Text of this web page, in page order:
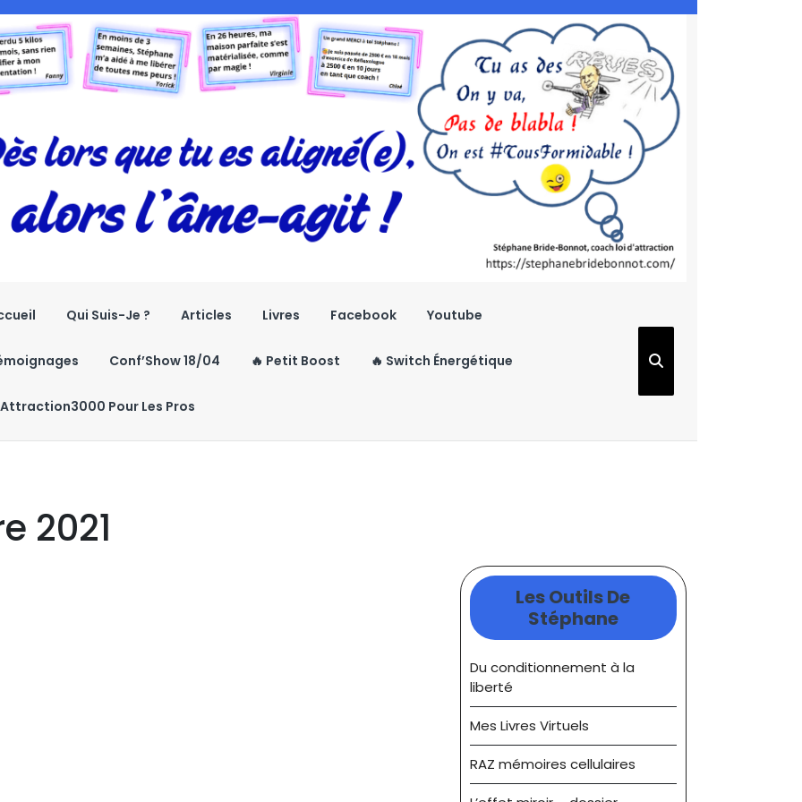
Qui Suis-Je ? Articles Livres Facebook Youtube
Conf’Show 18/04 🔥 Petit Boost 🔥 Switch Énergétique
Pour Les Pros
2021
Les Outils De
Stéphane
Du conditionnement à la
liberté
Mes Livres Virtuels
RAZ mémoires cellulaires